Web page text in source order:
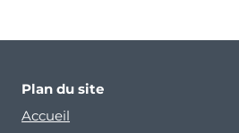
Plan du site
Accueil